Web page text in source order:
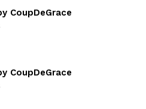
CoupDeGrace
CoupDeGrace